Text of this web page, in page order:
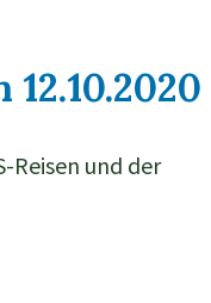
Reisen und der